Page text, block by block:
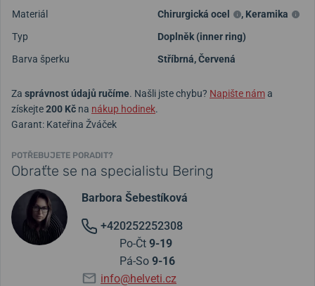
Materiál
Chirurgická ocel , Keramika
Typ
Doplněk (inner ring)
Barva šperku
Stříbrná,Červená
Za správnost údajů ručíme. Našli jste chybu? Napište náma
získejte200 Kč na nákup hodinek.
Garant: Kateřina Žváček
POTŘEBUJETE PORADIT?
Obraťte se na specialistu Bering
Barbora Šebestíková
+420252252308
Po-Čt 9-19
Pá-So 9-16
info@helveti.cz